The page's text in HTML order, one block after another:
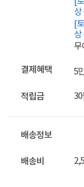
상
[
상
무
결제혜택 5
적립금 30
배송정보
배송비